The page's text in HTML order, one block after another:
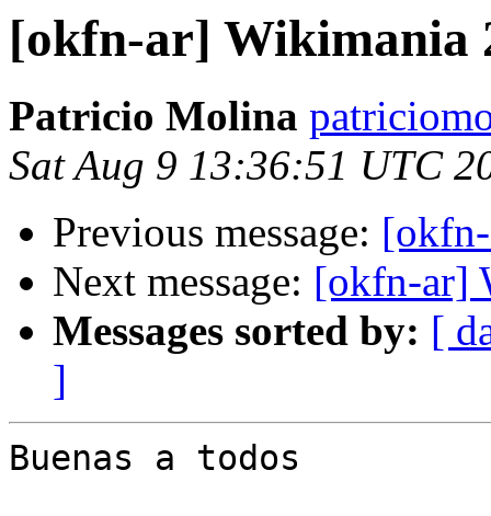
[okfn-ar] Wikimania
Patricio Molina
Sat Aug 9 13:36:51 UTC
Previous message:
Next message: [okfn-ar]
Messages sorted by: [
]
Buenas a todos